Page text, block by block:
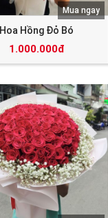
Hoa Hồng Đỏ Bó
1.000.000đ
Mua ngay